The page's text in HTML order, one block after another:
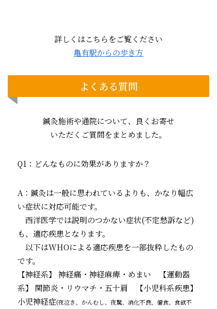
詳しくはこちらをご覧ください
亀有駅からの歩き方
よくある質問
鍼灸施術や通院について、良くお寄せ
いただくご質問をまとめました。
Q1：どんなものに効果がありますか？
A：鍼灸は一般に思われているよりも、かなり幅広
い症状に対応可能です。
西洋医学では説明のつかない症状(不定愁訴など)
も、適応疾患となります。
以下はWHOによる適応疾患を一部抜粋したもの
です。
【神経系】 神経痛・神経麻痺・めまい 【運動器
系】 関節炎・リウマチ・五十肩 【小児科系疾患】
小児神経症(夜泣き、かんむし、夜驚、消化不良、偏食、食欲不